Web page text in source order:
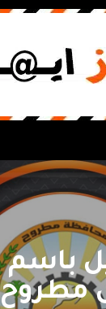
باسم
مطروح